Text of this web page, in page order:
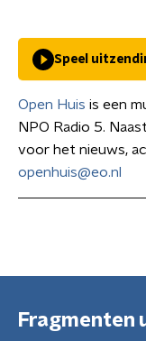
Speel
Open Huis is een
NPO Radio 5.
voor het nieuws,
openhuis@eo.nl
Fragmenten